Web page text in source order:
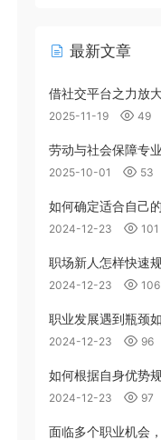
最新文章
借社交平台之力放
2025-11-19 49
劳动与社会保障专
2025-10-01 53
如何确定适合自己
2024-12-23 101
职场新人怎样快速
2024-12-23 106
职业发展遇到瓶颈
2024-12-23 96
如何根据自身优势
2024-12-23 97
面临多个职业机会